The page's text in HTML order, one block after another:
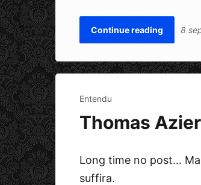
Continue reading 8
Entendu
Thomas
Long time no post…
suffira.